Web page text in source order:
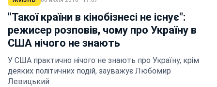
"Такої країни в кінобізнесі не існує":
режисер розповів, чому про Україну в
США нічого не знають
У США практично нічого не знають про Україну, крім
деяких політичних подій, зауважує Любомир
Левицький